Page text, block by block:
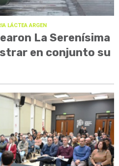
LÁCTEA ARGEN
La Serenísima
en conjunto su